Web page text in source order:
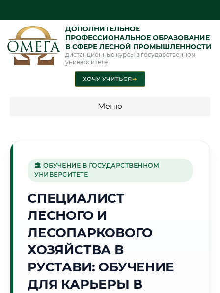
ДОПОЛНИТЕЛЬНОЕ
ПРОФЕССИОНАЛЬНОЕ ОБРАЗОВАНИЕ
В СФЕРЕ ЛЕСНОЙ ПРОМЫШЛЕННОСТИ
дистанционные курсы в государственном
университете
ХОЧУ УЧИТЬСЯ➜
Меню
промышленность"
🏭
Г. РУСТАВИ
Точное местное время:
05:49:14
Четверг, 6 Августа
🏛 ОБУЧЕНИЕ В ГОСУДАРСТВЕННОМ
УНИВЕРСИТЕТЕ
СПЕЦИАЛИСТ
ЛЕСНОГО И
ЛЕСОПАРКОВОГО
ХОЗЯЙСТВА В
РУСТАВИ: ОБУЧЕНИЕ
ДЛЯ КАРЬЕРЫ В